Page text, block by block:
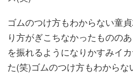
ゴムのつけ方もわからない童
り方がぎこちなかったものの
を振れるようになりかすみイ
た(笑)ゴムのつけ方もわからな